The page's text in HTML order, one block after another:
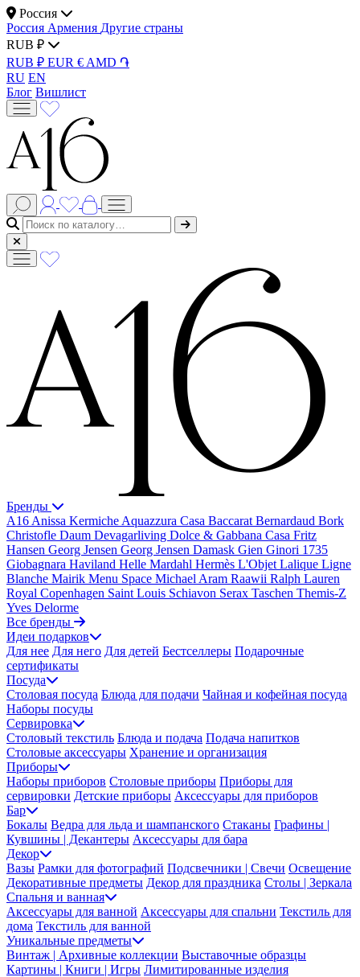
Россия
Россия Армения Другие страны
RUB ₽
RUB ₽ EUR € AMD ֏
RU EN
Блог Вишлист
Бренды
A16 Anissa Kermiche Aquazzura Casa Baccarat Bernardaud Bork
Christofle Daum Devagarliving Dolce & Gabbana Casa Fritz
Hansen Georg Jensen Georg Jensen Damask Gien Ginori 1735
Giobagnara Haviland Helle Mardahl Hermès L'Objet Lalique Ligne
Blanche Mairik Menu Space Michael Aram Raawii Ralph Lauren
Royal Copenhagen Saint Louis Schiavon Serax Taschen Themis-Z
Yves Delorme
Все бренды
Идеи подарков
Для нее Для него Для детей Бестселлеры Подарочные
сертификаты
Посуда
Столовая посуда Блюда для подачи Чайная и кофейная посуда
Наборы посуды
Сервировка
Столовый текстиль Блюда и подача Подача напитков
Столовые аксессуары Хранение и организация
Приборы
Наборы приборов Столовые приборы Приборы для
сервировки Детские приборы Аксессуары для приборов
Бар
Бокалы Ведра для льда и шампанского Стаканы Графины |
Кувшины | Декантеры Аксессуары для бара
Декор
Вазы Рамки для фотографий Подсвечники | Свечи Освещение
Декоративные предметы Декор для праздника Столы | Зеркала
Спальня и ванная
Аксессуары для ванной Аксессуары для спальни Текстиль для
дома Текстиль для ванной
Уникальные предметы
Винтаж | Архивные коллекции Выставочные образцы
Картины | Книги | Игры Лимитированные изделия